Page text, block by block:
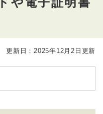
更新日：2025年12月2日更新